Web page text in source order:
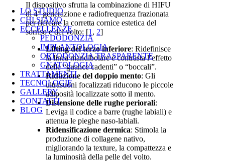
LO STUDIO
CHI SIAMO
ECCELLENZE
PEDODONZIA
IMPLANTOLOGIA
ORTODONZIA TRASPARENTE
GNATOLOGIA
TRATTAMENTI
TECNOLOGIE
GALLERY
CONTATTI
BLOG
Il dispositivo sfrutta la combinazione di HIFU
di 4° generazione e radiofrequenza frazionata
per ricreare la corretta cornice estetica del
sorriso e del volto: [1 , 2]
Lifting del terzo inferiore: Ridefinisce
la linea mandibolare e contrasta l’effetto
delle “guance cadenti” o “boccali”.
Riduzione del doppio mento: Gli
ultrasuoni focalizzati riducono le piccole
adiposità localizzate sotto il mento.
Distensione delle rughe periorali:
Leviga il codice a barre (rughe labiali) e
attenua le pieghe naso-labiali.
Ridensificazione dermica: Stimola la
produzione di collagene nativo,
migliorando la texture, la compattezza e
la luminosità della pelle del volto.